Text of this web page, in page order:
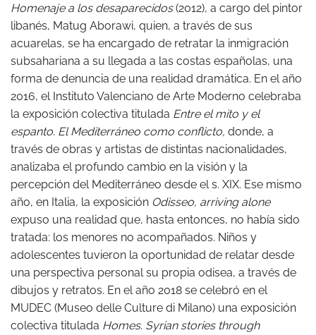
Homenaje a los desaparecidos(2012), a cargo del pintor
libanés, Matug Aborawi, quien, a través de sus
acuarelas, se ha encargado de retratar la inmigración
subsahariana a su llegada a las costas españolas, una
forma de denuncia de una realidad dramática. En el año
2016, el Instituto Valenciano de Arte Moderno celebraba
la exposición colectiva titulada Entre el mito y el
espanto. El Mediterráneo como conflicto, donde, a
través de obras y artistas de distintas nacionalidades,
analizaba el profundo cambio en la visión y la
percepción del Mediterráneo desde el s. XIX. Ese mismo
año, en Italia, la exposición Odisseo, arriving alone
expuso una realidad que, hasta entonces, no había sido
tratada: los menores no acompañados. Niños y
adolescentes tuvieron la oportunidad de relatar desde
una perspectiva personal su propia odisea, a través de
dibujos y retratos. En el año 2018 se celebró en el
MUDEC (Museo delle Culture di Milano) una exposición
colectiva titulada Homes. Syrian stories through